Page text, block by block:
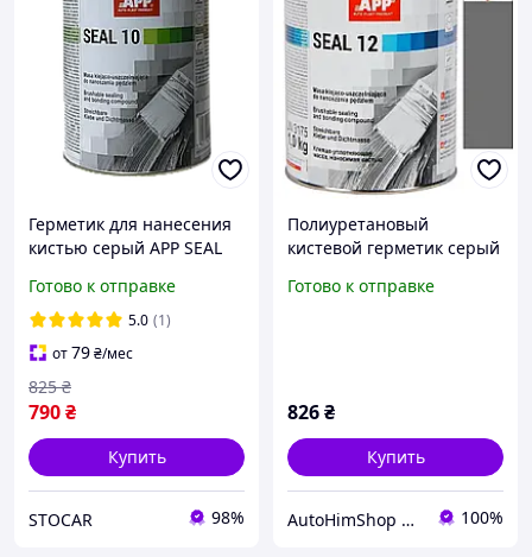
Герметик для нанесения
кистью серый APP SEAL
Готово к отправке
5.0 (1)
от79₴/мес
790₴
825 ₴
Купить
STOCAR 98%
Полиуретановый
кистевой герметик серый
Готово к отправке
826₴
Купить
AutoHimShop интернет-магазин автохимии 100%